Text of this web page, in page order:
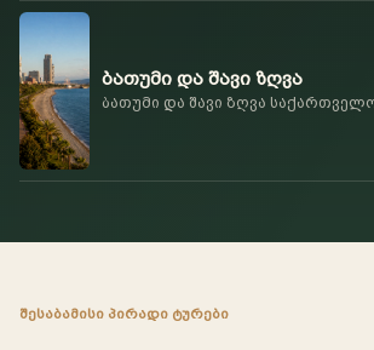
ბათუმი და შავი ზღვა
ბათუმი და შავი ზღვა
ᲨᲔᲡᲐᲑᲐᲛᲘᲡᲘ ᲞᲘᲠᲐᲓᲘ ᲢᲣᲠᲔᲑᲘ